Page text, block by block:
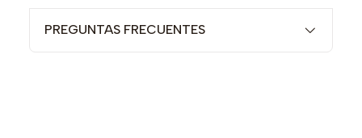
PREGUNTAS FRECUENTES